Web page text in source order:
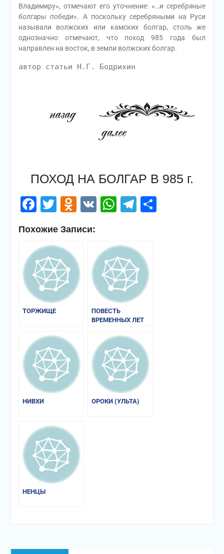
Владимиру», отмечают его уточнение: «…и серебряные
болгары победи«. А поскольку серебряными на Руси
называли волжских или камских болгар, столь же
однозначно отмечают, что поход 985 года был
направлен на восток, в земли волжских болгар.
автор статьи Н.Г. Бодрихин
ПОХОД НА БОЛГАР В 985 г.
Facebook
Twitter
Odnoklassniki
VKWhatsApp
Telegram
Похожие Записи:
ТОРЖИЩЕ
ПОВЕСТЬ
ВРЕМЕННЫХ ЛЕТ
НИВХИ ОРОКИ (УЛЬТА)
НЕНЦЫ
Навигация